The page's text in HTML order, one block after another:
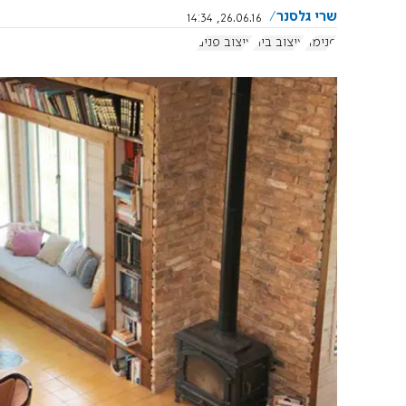
שרי גלסנר
26.06.16, 14:34
פנימה
עיצוב בית עיצוב פנים